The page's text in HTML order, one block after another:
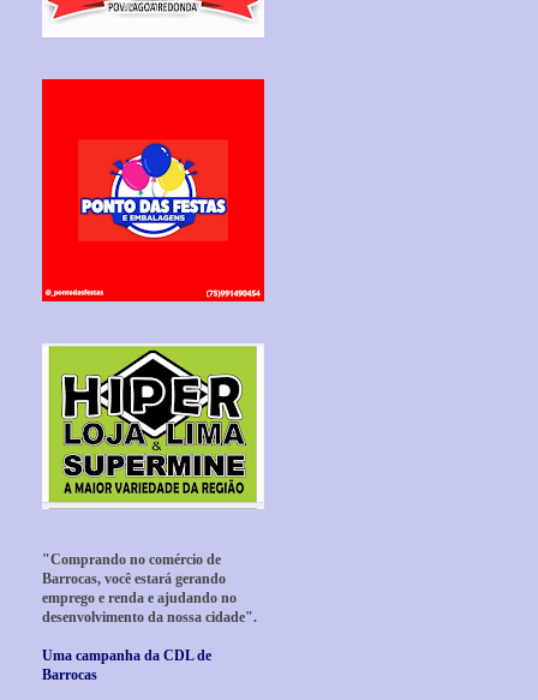
"Comprando no comércio de
Barrocas, você estará gerando
emprego e renda e ajudando no
desenvolvimento da nossa cidade".
Uma campanha da CDL de
Barrocas